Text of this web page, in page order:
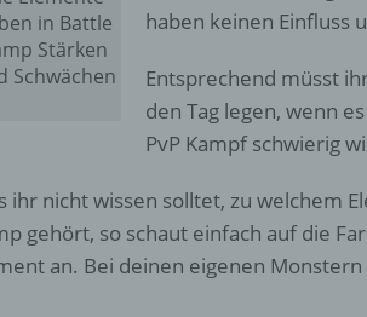
in Battle
Stärken
Schwächen
haben keinen Einfluss
Entsprechend müsst
den Tag legen, wenn
PvP Kampf schwierig
ihr nicht wissen solltet, zu welchem
gehört, so schaut einfach auf die
an. Bei deinen eigenen
Einschränkung der Verarbeitung ist die
personenbezogener Daten mit dem Ziel,
e) Profiling
Profiling ist jede Art der automatisierten
personenbezogener Daten, die darin